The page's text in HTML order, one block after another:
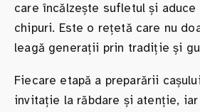
care încălzește sufletul și aduce
chipuri. Este o rețetă care nu
leagă generații prin tradiție și
Fiecare etapă a preparării
invitație la răbdare și atenție,